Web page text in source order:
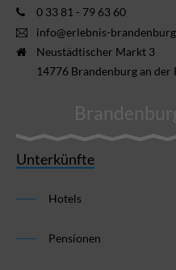
0 33 81 - 79 63 60
info@erlebnis-
Neustädtischer Markt 3
14776 Brandenburg an der
Unterkünfte
Hotels
Pensionen